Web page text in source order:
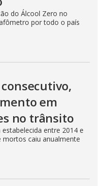
do Álcool Zero no
por todo o país
em
no trânsito
entre 2014 e
mortos caiu anualmente